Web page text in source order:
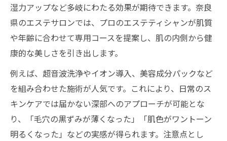
湿力アップなど多岐にわたる効果が期待できます。奈良
県のエステサロンでは、プロのエステティシャンが肌質
や年齢に合わせて専用コースを提案し、肌の内側から健
康的な美しさを引き出します。
例えば、超音波洗浄やイオン導入、美容成分パックなど
を組み合わせた施術が人気です。これにより、日常のス
キンケアでは届かない深部へのアプローチが可能とな
り、「毛穴の黒ずみが薄くなった」「肌色がワントーン
明るくなった」などの実感が得られます。注意点とし